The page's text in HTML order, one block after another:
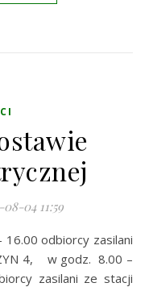
04 11:59
4, w godz. 8.00 –
zasilani ze stacji